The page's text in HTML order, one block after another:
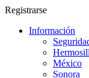
Registrarse
Información
México
Sonora